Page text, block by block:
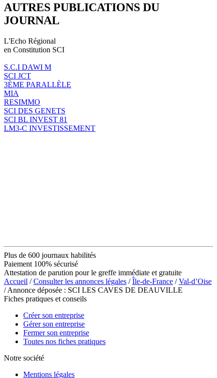
AUTRES PUBLICATIONS DU
JOURNAL
L'Echo Régional
en Constitution SCI
S.C.I DAWI M
SCI JCT
3ÈME PARALLÈLE
MIA
RESIMMO
SCI DES GENETS
SCI BL INVEST 81
LM3-C INVESTISSEMENT
Plus de 600 journaux habilités
Paiement 100% sécurisé
Attestation de parution pour le greffe immédiate et gratuite
Accueil /Consulter les annonces légales /Île-de-France /Val-d’Oise
/ Annonce déposée : SCI LES CAVES DE DEAUVILLE
Fiches pratiques et conseils
Créer son entreprise
Gérer son entreprise
Fermer son entreprise
Toutes nos fiches pratiques
Notre société
Mentions légales